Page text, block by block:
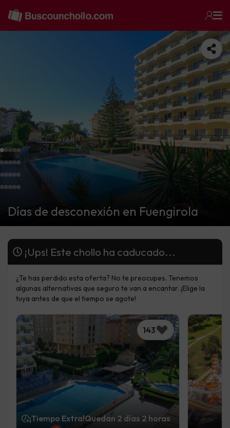
Días de desconexión en Fuengirola
¡Ups! Este chollo ha caducado...
¿Te has perdido esta oferta? No te preocupes. Tenemos
algunas alternativas que seguro te van a encantar. ¡Elige la
tuya antes de que el tiempo se agote!
143
¡Tiempo Extra!Quedan 2 días 2 horas